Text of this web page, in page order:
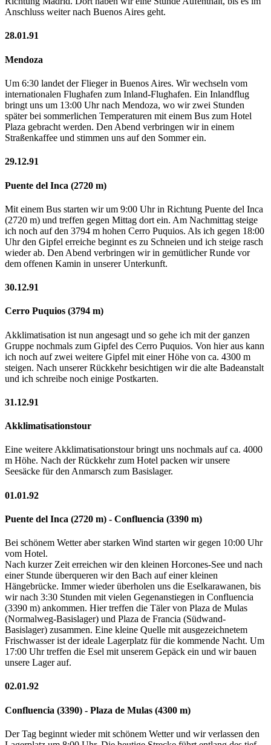
Anschluss weiter nach Buenos Aires geht.
28.01.91
Mendoza
Um 6:30 landet der Flieger in Buenos Aires. Wir wechseln vom
internationalen Flughafen zum Inland-Flughafen. Ein Inlandflug
bringt uns um 13:00 Uhr nach Mendoza, wo wir zwei Stunden
später bei sommerlichen Temperaturen mit einem Bus zum Hotel
Plaza gebracht werden. Den Abend verbringen wir in einem
Straßenkaffee und stimmen uns auf den Sommer ein.
29.12.91
Puente del Inca (2720 m)
Mit einem Bus starten wir um 9:00 Uhr in Richtung Puente del Inca
(2720 m) und treffen gegen Mittag dort ein. Am Nachmittag steige
ich noch auf den 3794 m hohen Cerro Puquios. Als ich gegen 18:00
Uhr den Gipfel erreiche beginnt es zu Schneien und ich steige rasch
wieder ab. Den Abend verbringen wir in gemütlicher Runde vor
dem offenen Kamin in unserer Unterkunft.
30.12.91
Cerro Puquios (3794 m)
Akklimatisation ist nun angesagt und so gehe ich mit der ganzen
Gruppe nochmals zum Gipfel des Cerro Puquios. Von hier aus kann
ich noch auf zwei weitere Gipfel mit einer Höhe von ca. 4300 m
steigen. Nach unserer Rückkehr besichtigen wir die alte Badeanstalt
und ich schreibe noch einige Postkarten.
31.12.91
Akklimatisationstour
Eine weitere Akklimatisationstour bringt uns nochmals auf ca. 4000
m Höhe. Nach der Rückkehr zum Hotel packen wir unsere
Seesäcke für den Anmarsch zum Basislager.
01.01.92
Puente del Inca (2720 m) - Confluencia (3390 m)
Bei schönem Wetter aber starken Wind starten wir gegen 10:00 Uhr
vom Hotel.
Nach kurzer Zeit erreichen wir den kleinen Horcones-See und nach
einer Stunde überqueren wir den Bach auf einer kleinen
Hängebrücke. Immer wieder überholen uns die Eselkarawanen, bis
wir nach 3:30 Stunden mit vielen Gegenanstiegen in Confluencia
(3390 m) ankommen. Hier treffen die Täler von Plaza de Mulas
(Normalweg-Basislager) und Plaza de Francia (Südwand-
Basislager) zusammen. Eine kleine Quelle mit ausgezeichnetem
Frischwasser ist der ideale Lagerplatz für die kommende Nacht. Um
17:00 Uhr treffen die Esel mit unserem Gepäck ein und wir bauen
unsere Lager auf.
02.01.92
Confluencia (3390) - Plaza de Mulas (4300 m)
Der Tag beginnt wieder mit schönem Wetter und wir verlassen den